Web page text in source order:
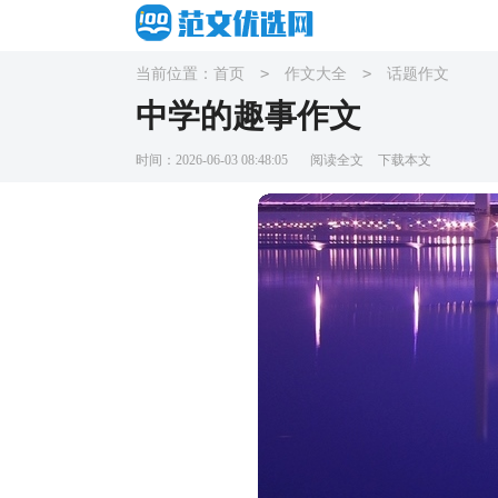
当前位置： 首页 > 作文大全 > 话题作文
中学的趣事作文
时间：2026-06-03 08:48:05 阅读全文 下载本文